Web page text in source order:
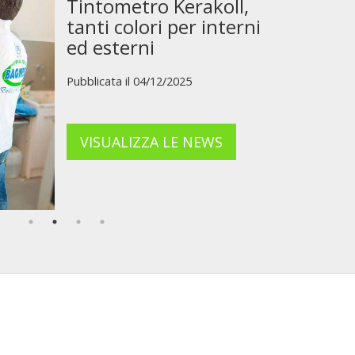
Tintometro Kerakoll,
tanti colori per interni
ed esterni
Pubblicata il 04/12/2025
VISUALIZZA LE NEWS